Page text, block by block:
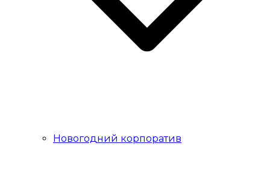
Новогодний корпоратив